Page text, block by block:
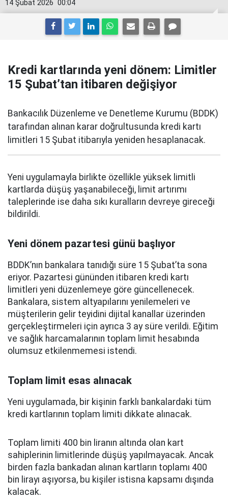
00:04
14 Şubat 2026
Kredi kartlarında yeni dönem: Limitler
15 Şubat’tan itibaren değişiyor
Bankacılık Düzenleme ve Denetleme Kurumu (BDDK)
tarafından alınan karar doğrultusunda kredi kartı
limitleri 15 Şubat itibarıyla yeniden hesaplanacak.
Yeni uygulamayla birlikte özellikle yüksek limitli
kartlarda düşüş yaşanabileceği, limit artırımı
taleplerinde ise daha sıkı kuralların devreye gireceği
bildirildi.
Yeni dönem pazartesi günü başlıyor
BDDK’nın bankalara tanıdığı süre 15 Şubat’ta sona
eriyor. Pazartesi gününden itibaren kredi kartı
limitleri yeni düzenlemeye göre güncellenecek.
Bankalara, sistem altyapılarını yenilemeleri ve
müşterilerin gelir teyidini dijital kanallar üzerinden
gerçekleştirmeleri için ayrıca 3 ay süre verildi. Eğitim
ve sağlık harcamalarının toplam limit hesabında
olumsuz etkilenmemesi istendi.
Toplam limit esas alınacak
Yeni uygulamada, bir kişinin farklı bankalardaki tüm
kredi kartlarının toplam limiti dikkate alınacak.
Toplam limiti 400 bin liranın altında olan kart
sahiplerinin limitlerinde düşüş yapılmayacak. Ancak
birden fazla bankadan alınan kartların toplamı 400
bin lirayı aşıyorsa, bu kişiler istisna kapsamı dışında
kalacak.